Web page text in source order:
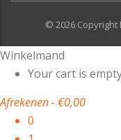
© 2026 Copyright
Winkelmand
Your cart is
Afrekenen-€0,00
0